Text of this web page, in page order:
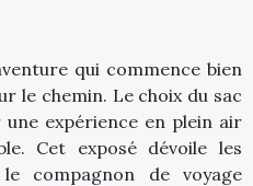
qui commence bien
le chemin. Le choix du sac
expérience en plein air
Cet exposé dévoile les
compagnon de voyage